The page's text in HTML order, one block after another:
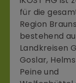
für die
Region
bestehend
Landkreisen
Goslar,
Peine und